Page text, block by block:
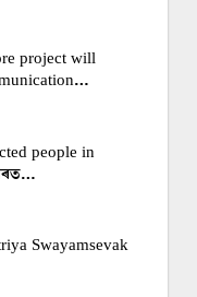
project will
people in
Swayamsevak